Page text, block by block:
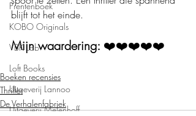
Prentenboek
KOBO Originals
VBK Lab
Loft Books
Uitgeverij Lannoo
Uitgeverij Melenhoff
blijft tot het einde.
Mijn waardering: ❤️❤️❤️❤️❤️
Boeken recensies
Thriller
De Verhalenfabriek